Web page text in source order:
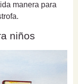
manera para
niños